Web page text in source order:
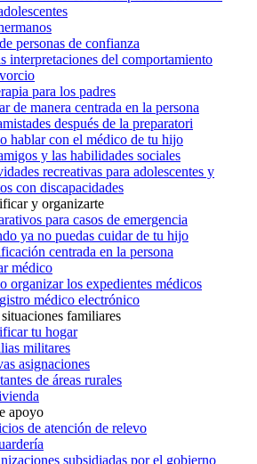
personas de confianza
interpretaciones del comportamiento
para los padres
de manera centrada en la persona
después de la preparatori
hablar con el médico de tu hijo
y las habilidades sociales
recreativas para adolescentes y
con discapacidades
y organizarte
para casos de emergencia
ya no puedas cuidar de tu hijo
centrada en la persona
médico
organizar los expedientes médicos
médico electrónico
familiares
tu hogar
militares
asignaciones
de áreas rurales
apoyo
de atención de relevo
subsidiadas por el gobierno